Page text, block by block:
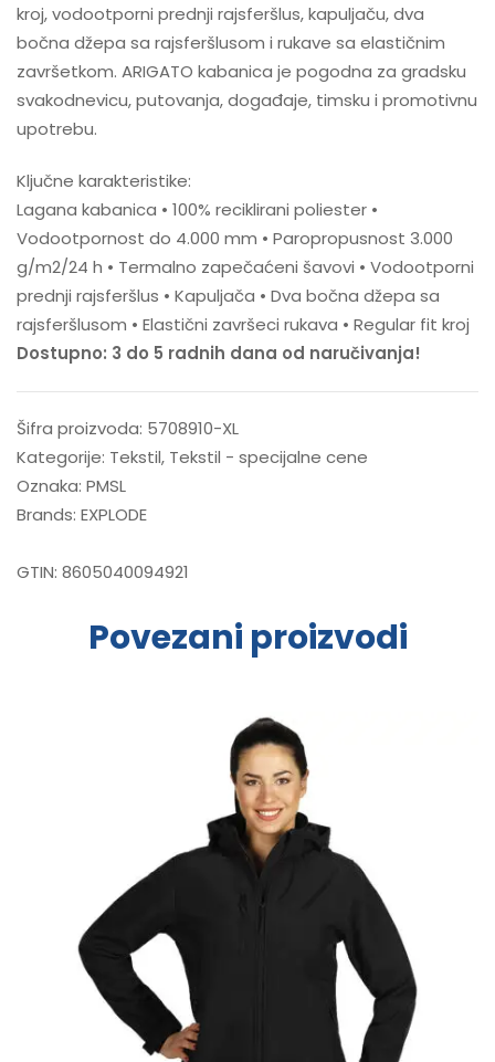
kroj, vodootporni prednji rajsferšlus, kapuljaču, dva
bočna džepa sa rajsferšlusom i rukave sa elastičnim
završetkom. ARIGATO kabanica je pogodna za gradsku
svakodnevicu, putovanja, događaje, timsku i promotivnu
upotrebu.
Ključne karakteristike:
Lagana kabanica • 100% reciklirani poliester •
Vodootpornost do 4.000 mm • Paropropusnost 3.000
g/m2/24 h • Termalno zapečaćeni šavovi • Vodootporni
prednji rajsferšlus • Kapuljača • Dva bočna džepa sa
rajsferšlusom • Elastični završeci rukava • Regular fit kroj
Dostupno: 3 do 5 radnih dana od naručivanja!
Šifra proizvoda: 5708910-XL
Kategorije: Tekstil, Tekstil - specijalne cene
Oznaka: PMSL
Brands: EXPLODE
GTIN: 8605040094921
Povezani proizvodi